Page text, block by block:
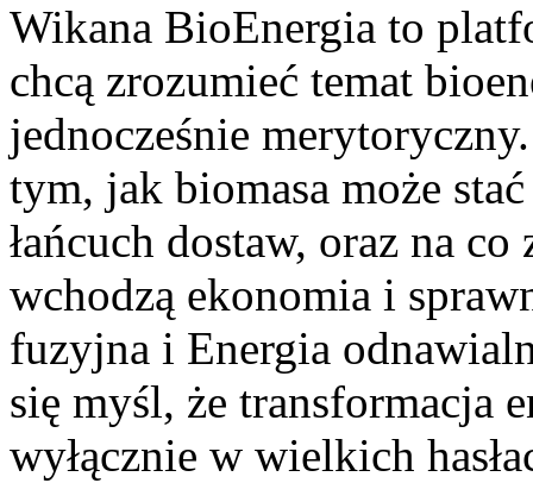
Wikana BioEnergia to
chcą zrozumieć temat
jednocześnie
tym, jak biomasa może
łańcuch dostaw, oraz na
wchodzą ekonomia i
fuzyjna i Energia
się myśl, że transformacja
wyłącznie w wielkich